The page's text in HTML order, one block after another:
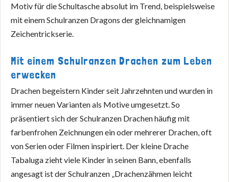
Motiv für die Schultasche absolut im Trend, beispielsweise
mit einem Schulranzen Dragons der gleichnamigen
Zeichentrickserie.
Mit einem Schulranzen Drachen zum Leben
erwecken
Drachen begeistern Kinder seit Jahrzehnten und wurden in
immer neuen Varianten als Motive umgesetzt. So
präsentiert sich der Schulranzen Drachen häufig mit
farbenfrohen Zeichnungen ein oder mehrerer Drachen, oft
von Serien oder Filmen inspiriert. Der kleine Drache
Tabaluga zieht viele Kinder in seinen Bann, ebenfalls
angesagt ist der Schulranzen „Drachenzähmen leicht